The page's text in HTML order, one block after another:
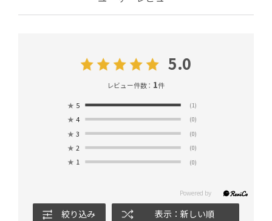
5.0
レビュー件数： 1件
★ 5 (1)
★ 4 (0)
★ 3 (0)
★ 2 (0)
★ 1 (0)
絞り込み 表示：新しい順